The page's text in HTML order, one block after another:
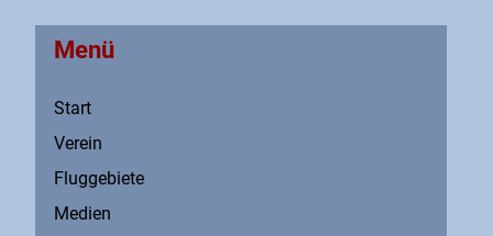
Menü
Start
Verein
Fluggebiete
Medien